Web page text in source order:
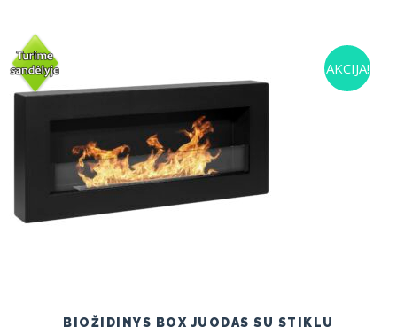
AKCIJA!
BIOŽIDINYS BOX JUODAS SU STIKLU